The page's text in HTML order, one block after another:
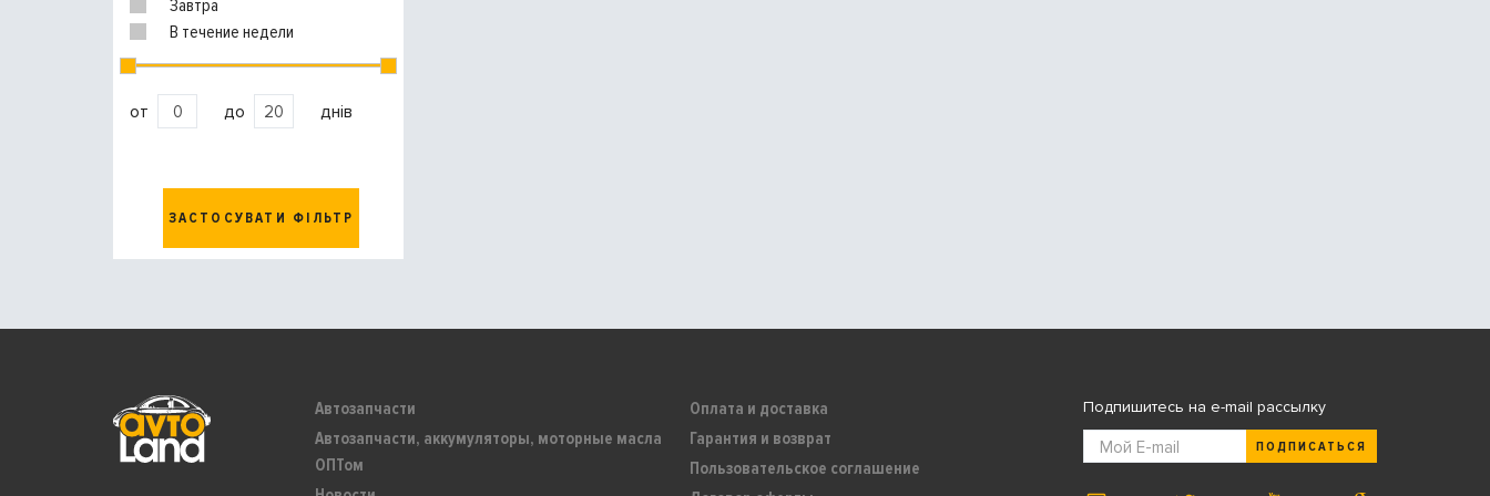
Завтра
В течение недели
от до днів
ЗАСТОСУВАТИ ФІЛЬТР
Автозапчасти
Автозапчасти, аккумуляторы, моторные масла
ОПТом
Оплата и доставка
Гарантия и возврат
Пользовательское соглашение
Подпишитесь на e-mail рассылку
ПОДПИСАТЬСЯ